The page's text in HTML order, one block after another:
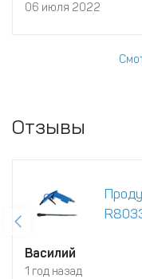
06 июля 2022
Отзывы
Василий
1 год назад